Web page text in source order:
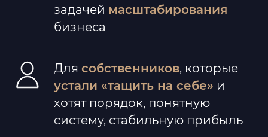
задачей масштабирования
бизнеса
Для собственников, которые
устали «тащить на себе» и
хотят порядок, понятную
систему, стабильную прибыль